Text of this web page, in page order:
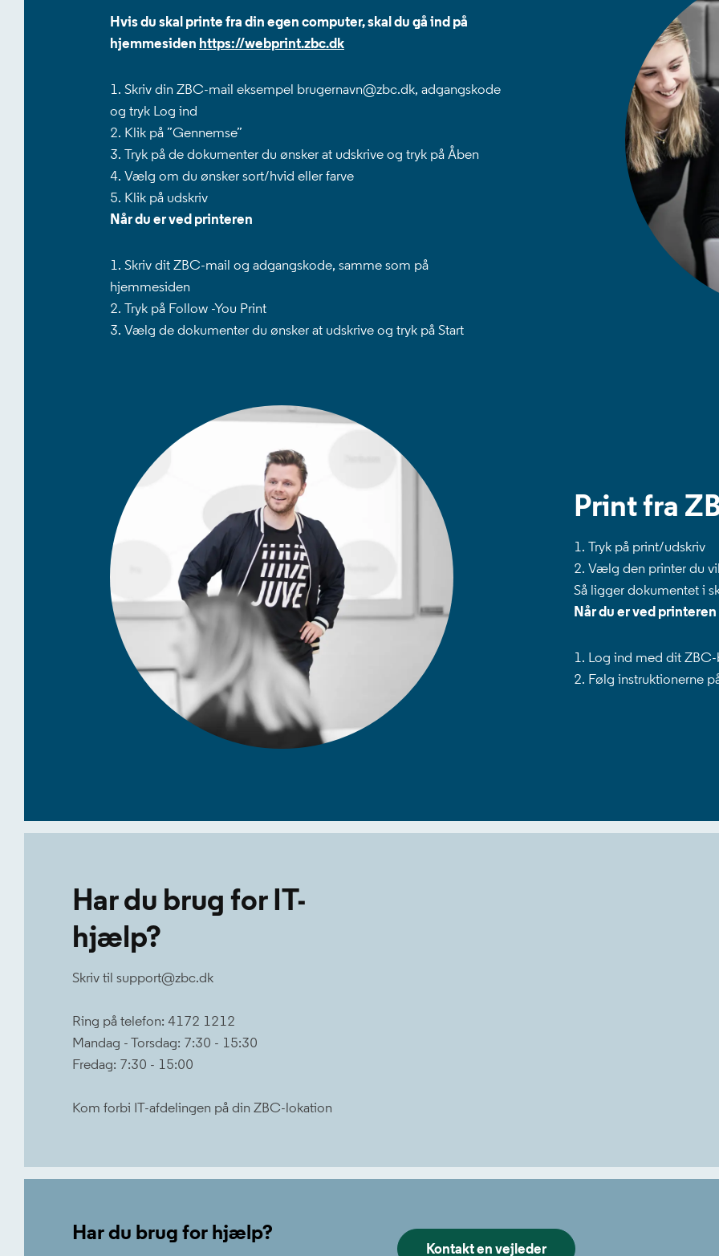
Hvis du skal printe fra din egen computer, skal du gå ind på
hjemmesiden https://webprint.zbc.dk
Skriv din ZBC-mail eksempel brugernavn@zbc.dk, adgangskode
og tryk Log ind
Klik på ”Gennemse”
Tryk på de dokumenter du ønsker at udskrive og tryk på Åben
Vælg om du ønsker sort/hvid eller farve
Klik på udskriv
Når du er ved printeren
Skriv dit ZBC-mail og adgangskode, samme som på
hjemmesiden
Tryk på Follow -You Print
Vælg de dokumenter du ønsker at udskrive og tryk på Start
Print fra
Tryk på print/udskriv
Vælg den printer du
Så ligger dokumentet i
Når du er ved printeren
Log ind med dit
Følg instruktionerne
Har du brug for IT-
hjælp?
Skriv til support@zbc.dk
Ring på telefon: 4172 1212
Mandag - Torsdag: 7:30 - 15:30
Fredag: 7:30 - 15:00
Kom forbi IT-afdelingen på din ZBC-lokation
Har du brug for hjælp?
Kontakt en vejleder